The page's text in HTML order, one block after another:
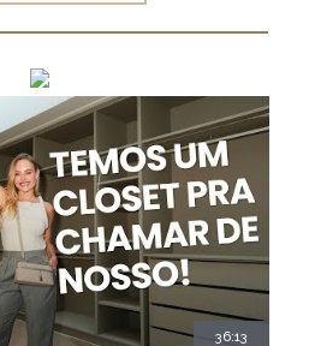
36:13